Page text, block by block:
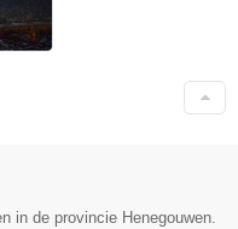
in de provincie Henegouwen.